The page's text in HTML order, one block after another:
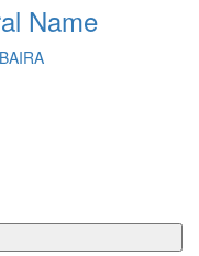
Name